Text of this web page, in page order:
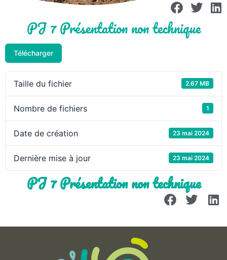
PJ 7 Présentation non technique
Télécharger
Taille du fichier 2.67 MB
Nombre de fichiers 1
Date de création 23 mai 2024
Dernière mise à jour 23 mai 2024
PJ 7 Présentation non technique